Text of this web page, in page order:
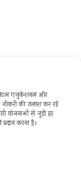
एजुकेशनल और
नौकरी की तलाश कर रहे
योजनाओं से जुड़ी हर
करना है।